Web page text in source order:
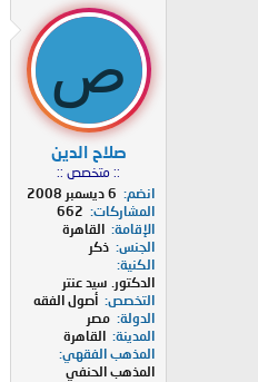
ئ
ا
ل
م
و
ر
ي
ل
ب
د
ء
ص
صلاح الدين
:: متخصص ::
انضم
6 ديسمبر 2008
المشاركات
662
الإقامة القاهرة
الجنس ذكر
الكنية
الدكتور. سيد عنتر
التخصص أصول الفقه
الدولة مصر
المدينة القاهرة
المذهب الفقهي
المذهب الحنفي